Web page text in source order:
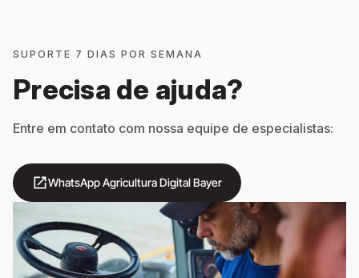
SUPORTE 7 DIAS POR SEMANA
Precisa de ajuda?
Entre em contato com nossa equipe de especialistas:
WhatsApp Agricultura Digital Bayer
open_in_new